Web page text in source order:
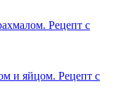
Рецепт с
и яйцом. Рецепт с